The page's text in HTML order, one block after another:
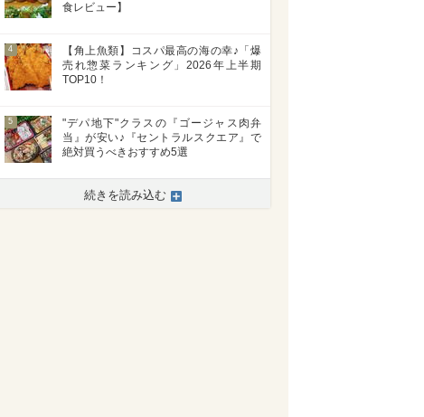
食レビュー】
4
【角上魚類】コスパ最高の海の幸♪「爆
売れ惣菜ランキング」2026年上半期
TOP10！
5
"デパ地下"クラスの『ゴージャス肉弁
当』が安い♪『セントラルスクエア』で
絶対買うべきおすすめ5選
続きを読み込む